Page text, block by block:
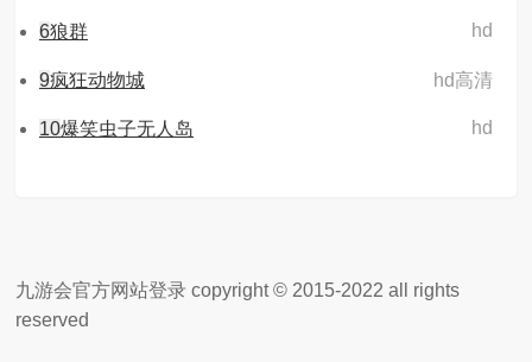
hd
6狼群
hd高清
9疯狂动物城
hd
10爆笑虫子无人岛
九游会官方网站登录 copyright © 2015-2022 all rights
reserved